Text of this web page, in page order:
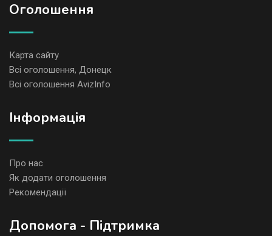
Оголошення
Карта сайту
Всі оголошення, Донецк
Всі оголошення AvizInfo
Iнформація
Про нас
Як додати оголошення
Рекомендації
Допомога - Підтримка